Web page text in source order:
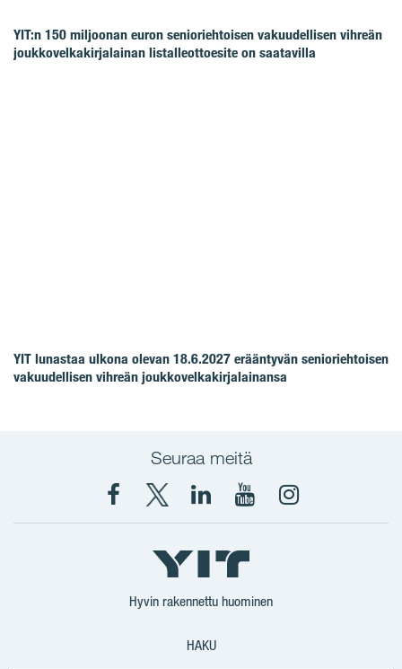
YIT:n 150 miljoonan euron senioriehtoisen vakuudellisen vihreän
joukkovelkakirjalainan listalleottoesite on saatavilla
YIT lunastaa ulkona olevan 18.6.2027 erääntyvän senioriehtoisen
vakuudellisen vihreän joukkovelkakirjalainansa
Seuraa meitä
Facebook
X
YIT
Suomi
YIT
Corporation
YIT
Corporation
Instagram
Hyvin rakennettu huominen
HAKU